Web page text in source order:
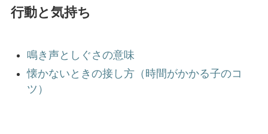
行動と気持ち
鳴き声としぐさの意味
懐かないときの接し方（時間がかかる子のコ
ツ）